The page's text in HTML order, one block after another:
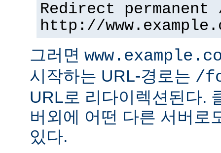
Redirect
http://
그러면
시작하는 URL-경로는 /
URL로 리다이렉션된다.
버외에 어떤 다른 서버로
있다.